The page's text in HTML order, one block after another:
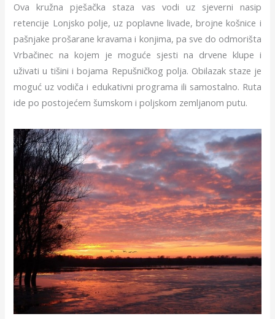
Ova kružna pješačka staza vas vodi uz sjeverni nasip
retencije Lonjsko polje, uz poplavne livade, brojne košnice i
pašnjake prošarane kravama i konjima, pa sve do odmorišta
Vrbačinec na kojem je moguće sjesti na drvene klupe i
uživati u tišini i bojama Repušničkog polja. Obilazak staze je
moguć uz vodiča i edukativni programa ili samostalno. Ruta
ide po postojećem šumskom i poljskom zemljanom putu.